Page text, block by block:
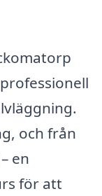
och från
en
för att